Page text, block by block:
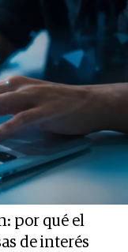
por qué el
de interés